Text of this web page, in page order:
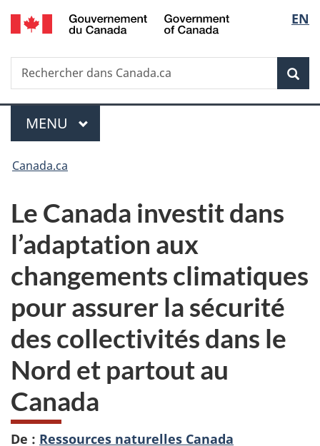
Passer
au
principal
Passer
à
Au
du
Passer
à
version
simplifiée
de
la
EN
Recherche
Rechercher
dans
Menu
MENU PRINCIPAL
Vous
ici :
Canada.ca
Le Canada investit dans
l’adaptation aux
changements climatiques
pour assurer la sécurité
des collectivités dans le
Nord et partout au
Canada
De : Ressources naturelles Canada